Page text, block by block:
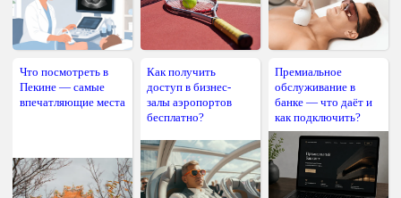
Что посмотреть в
Пекине — самые
впечатляющие места
Как получить
доступ в бизнес-
залы аэропортов
бесплатно?
Премиальное
обслуживание в
банке — что даёт и
как подключить?